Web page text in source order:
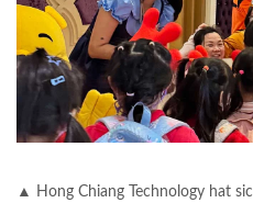
▲ Hong Chiang Technology hat